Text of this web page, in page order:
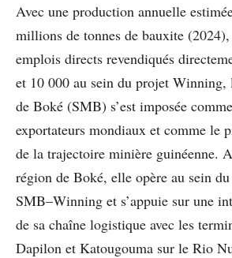
Avec une production annuelle
millions de tonnes de bauxite
emplois directs revendiqués
et 10 000 au sein du projet
de Boké (SMB) s’est imposée
exportateurs mondiaux et comme le
de la trajectoire minière guinéenne.
région de Boké, elle opère au sein
SMB–Winning et s’appuie sur une
de sa chaîne logistique avec les
Dapilon et Katougouma sur le Rio